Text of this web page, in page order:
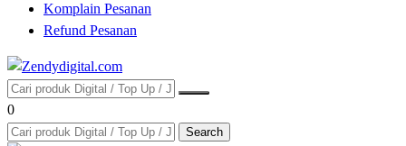
Komplain Pesanan
Refund Pesanan
0
Search